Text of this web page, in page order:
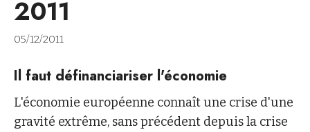
2011
05/12/2011
Il faut définanciariser l'économie
L'économie européenne connaît une crise d'une
gravité extrême, sans précédent depuis la crise